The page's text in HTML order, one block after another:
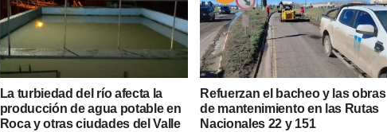
La turbiedad del río afecta la
producción de agua potable en
Roca y otras ciudades del Valle
Refuerzan el bacheo y las obras
de mantenimiento en las Rutas
Nacionales 22 y 151